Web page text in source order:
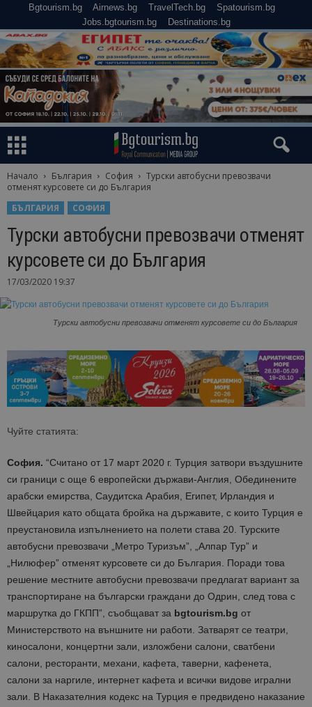
Bgtourism.bg Airnews.bg TravelTech.bg
Spatourism.bg
Jobs.bgtourism.bg
Destinations.bg
Начало България София
Турски автобусни превозвачи
отменят курсовете си до България
БЪЛГАРИЯ
СОФИЯ
Турски автобусни превозвачи отменят
курсовете си до България
17/03/2020 19:37
Турски автобусни превозвачи отменят курсовете си до България
Чуйте статията:
София. “Считано от 17 март 2020 г. Турция затвори въздушните
си граници с още 6 европейски държави-Англия, Обединените
арабски емирства, Саудитска Арабия, Египет, Ирландия и
Швейцария като общата бройка на държавите, с които Турция е
преустановила изпълнението на полети става 20. Турските
автобусни превозвачи „Метро Туризъм”, „Алпар Тур” и
„Нилюфер” отменят курсовете си до България. Поради това
решение местните автобусни превозвачи предлагат вариант за
транспортиране на български граждани до Одрин, след това с
маршрутка до ГКПП”, съобщават за bgtourism.bg от
Министерството на външните ни работи. Затварят се театри,
киносалони, концертни зали, изложбени салони, сватбени
салони, ресторанти, механи, кафета, таверни, кафенета,
салони за наргиле, интернет кафета и всички видове игрални
зали. В Наказателния кодекс на Турция е предвидено наказание